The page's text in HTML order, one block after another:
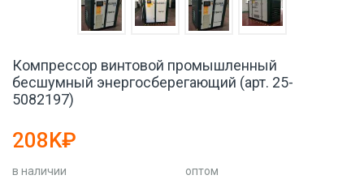
Компрессор винтовой промышленный
бесшумный энергосберегающий (арт. 25-
5082197)
208K₽
в наличии
оптом